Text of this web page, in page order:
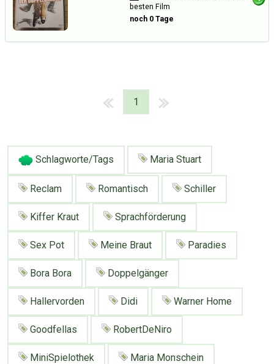
Mit Email Twitter Facebook
Tauschbons
Presse News
Neue Artikel
Suchanfragen
besten Film
noch 0 Tage
1
Schlagworte/Tags Maria Stuart
Reclam Romantisch Schiller
Kiffer Kraut Sprachförderung
Sex Pot Meine Braut Paradies
Bora Bora Doppelgänger
Hallervorden Didi Warner Home
Goodfellas RobertDeNiro
MiniSpielothek Maria Monschein